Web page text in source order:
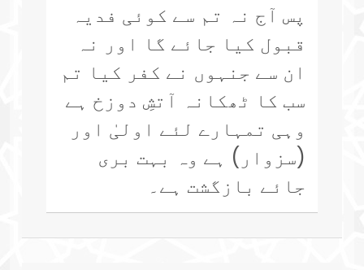
پس آج نہ تم سے کوئی فدیہ
قبول کیا جائے گا اور نہ
ان سے جنہوں نے کفر کیا تم
سب کا ٹھکانہ آتشِ دوزخ ہے
وہی تمہارے لئے اولیٰ اور
(سزوار) ہے وہ بہت بری
جائے بازگشت ہے۔